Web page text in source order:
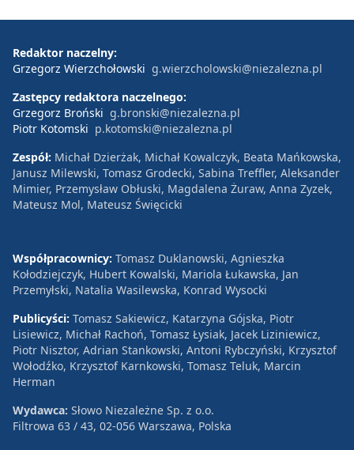
Redaktor naczelny:
Grzegorz Wierzchołowski g.wierzcholowski@niezalezna.pl
Zastępcy redaktora naczelnego:
Grzegorz Broński g.bronski@niezalezna.pl
Piotr Kotomski p.kotomski@niezalezna.pl
Zespół: Michał Dzierżak, Michał Kowalczyk, Beata Mańkowska,
Janusz Milewski, Tomasz Grodecki, Sabina Treffler, Aleksander
Mimier, Przemysław Obłuski, Magdalena Żuraw, Anna Zyzek,
Mateusz Mol, Mateusz Święcicki
Współpracownicy: Tomasz Duklanowski, Agnieszka
Kołodziejczyk, Hubert Kowalski, Mariola Łukawska, Jan
Przemyłski, Natalia Wasilewska, Konrad Wysocki
Publicyści: Tomasz Sakiewicz, Katarzyna Gójska, Piotr
Lisiewicz, Michał Rachoń, Tomasz Łysiak, Jacek Liziniewicz,
Piotr Nisztor, Adrian Stankowski, Antoni Rybczyński, Krzysztof
Wołodźko, Krzysztof Karnkowski, Tomasz Teluk, Marcin
Herman
Wydawca: Słowo Niezależne Sp. z o.o.
Filtrowa 63 / 43, 02-056 Warszawa, Polska